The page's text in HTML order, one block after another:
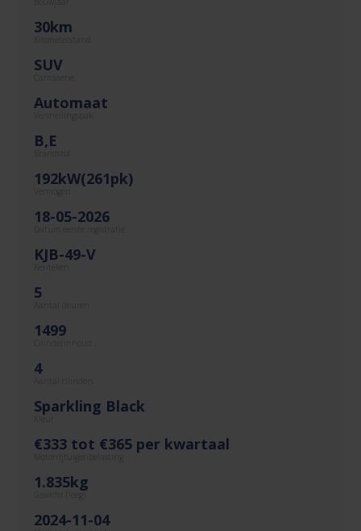
30km
SUV
Automaat
Versnellingsbak
B,E
192kW(261pk)
Vermogen
18-05-2026
Datum eerste registratie
KJB-49-V
5
1499
4
Sparkling Black
€333 tot €365 per kwartaal
Motorrijtuigenbelasting
1.835kg
Gewicht (leeg)
2024-11-04